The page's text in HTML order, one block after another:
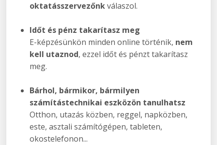
oktatásszervezőnkválaszol.
Időt és pénz takarítasz meg
E-képzésünkön minden online történik, nem
kell utaznod, ezzel időt és pénzt takarítasz
meg.
Bárhol, bármikor, bármilyen
számítástechnikai eszközön tanulhatsz
Otthon, utazás közben, reggel, napközben,
este, asztali számítógépen, tableten,
okostelefonon...